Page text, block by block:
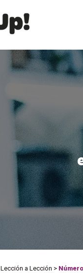
Lección a Lección >